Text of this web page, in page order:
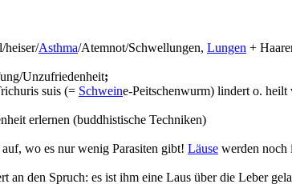
heiser/Asthma/Atemnot/Schwellungen, Lungen +
Unzufriedenheit;
suis(= Schweine-Peitschenwurm) lindert o. heilt
erlernen (buddhistische Techniken)
wo es nur wenig Parasiten gibt! Läusewerden noch
an den Spruch: es ist ihm eine Laus über die Leber